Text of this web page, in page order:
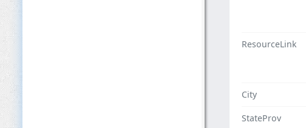
ResourceLink
City
StateProv